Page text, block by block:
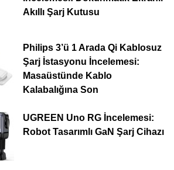
Akıllı Şarj Kutusu
Philips 3’ü 1 Arada Qi Kablosuz
Şarj İstasyonu İncelemesi:
Masaüstünde Kablo
Kalabalığına Son
UGREEN Uno RG İncelemesi:
Robot Tasarımlı GaN Şarj Cihazı